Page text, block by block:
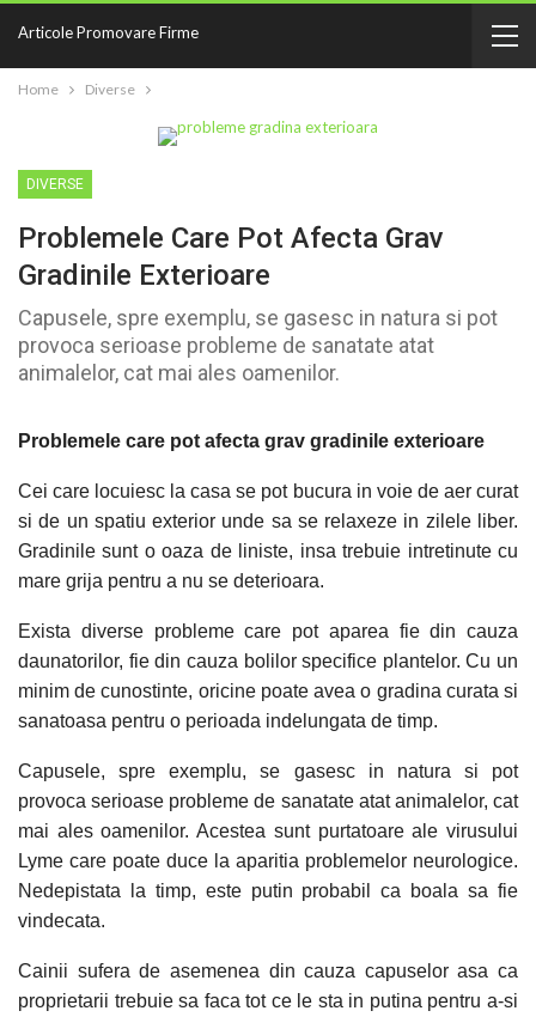
Articole Promovare Firme
Home Diverse
DIVERSE
Problemele Care Pot Afecta Grav
Gradinile Exterioare
Capusele, spre exemplu, se gasesc in natura si pot
provoca serioase probleme de sanatate atat
animalelor, cat mai ales oamenilor.
Problemele care pot afecta grav gradinile exterioare
Cei care locuiesc la casa se pot bucura in voie de aer curat
si de un spatiu exterior unde sa se relaxeze in zilele liber.
Gradinile sunt o oaza de liniste, insa trebuie intretinute cu
mare grija pentru a nu se deterioara.
Exista diverse probleme care pot aparea fie din cauza
daunatorilor, fie din cauza bolilor specifice plantelor. Cu un
minim de cunostinte, oricine poate avea o gradina curata si
sanatoasa pentru o perioada indelungata de timp.
Capusele, spre exemplu, se gasesc in natura si pot
provoca serioase probleme de sanatate atat animalelor, cat
mai ales oamenilor. Acestea sunt purtatoare ale virusului
Lyme care poate duce la aparitia problemelor neurologice.
Nedepistata la timp, este putin probabil ca boala sa fie
vindecata.
Cainii sufera de asemenea din cauza capuselor asa ca
proprietarii trebuie sa faca tot ce le sta in putina pentru a-si